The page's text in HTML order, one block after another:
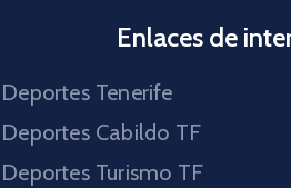
Enlaces de
Deportes Tenerife
Deportes Cabildo TF
Deportes Turismo TF